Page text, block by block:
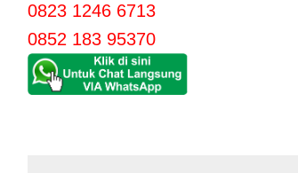
0823 1246 6713
0852 183 95370